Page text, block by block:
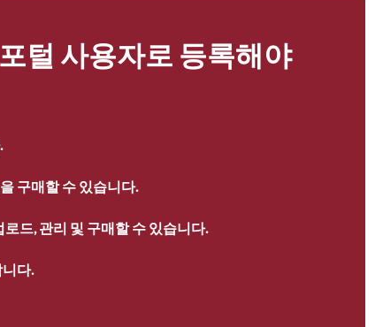
털 사용자로 등록해야
구매할 수 있습니다.
드, 관리 및 구매할 수 있습니다.
다.